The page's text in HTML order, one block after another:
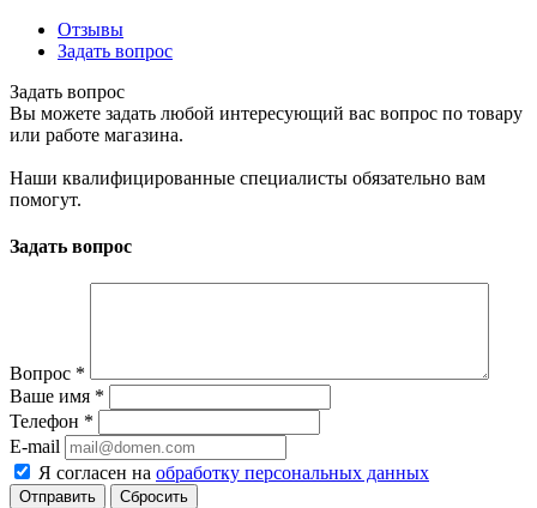
Отзывы
Задать вопрос
Задать вопрос
Вы можете задать любой интересующий вас вопрос по товару
или работе магазина.
Наши квалифицированные специалисты обязательно вам
помогут.
Задать вопрос
Вопрос *
Ваше имя *
Телефон *
E-mail
Я согласен на обработку персональных данных
Сбросить